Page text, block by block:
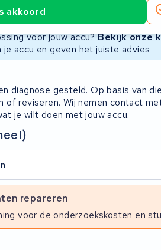
akkoord
voor jouw accu?Bekijk onze
accu en geven het juiste advies
diagnose gesteld. Op basis van
of reviseren. Wij nemen contact
je wilt doen met jouw accu.
repareren
voor de onderzoekskosten en